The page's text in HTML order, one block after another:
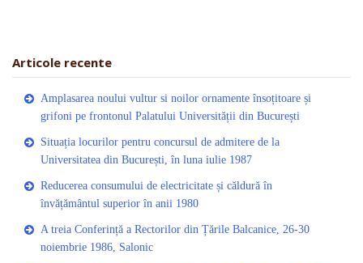
Articole recente
Amplasarea noului vultur si noilor ornamente însoțitoare și
grifoni pe frontonul Palatului Universității din București
Situația locurilor pentru concursul de admitere de la
Universitatea din București, în luna iulie 1987
Reducerea consumului de electricitate și căldură în
învățământul superior în anii 1980
A treia Conferință a Rectorilor din Țările Balcanice, 26-30
noiembrie 1986, Salonic